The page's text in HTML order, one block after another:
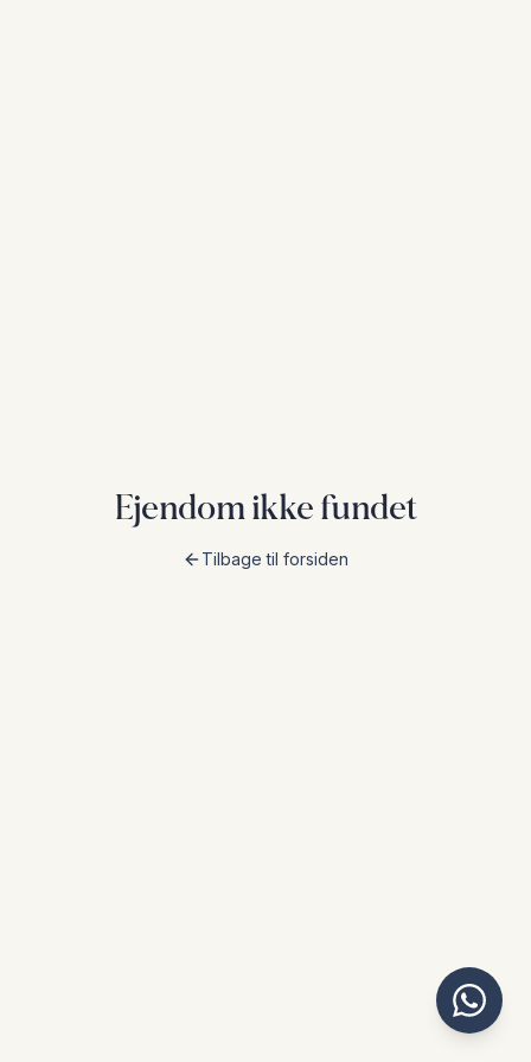
Ejendom ikke fundet
Tilbage til forsiden